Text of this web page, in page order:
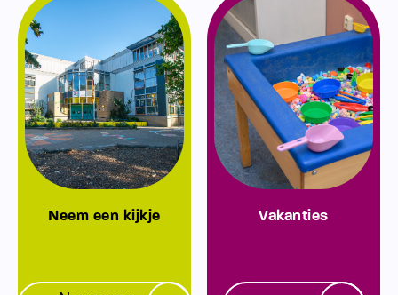
Neem een kijkje Vakanties